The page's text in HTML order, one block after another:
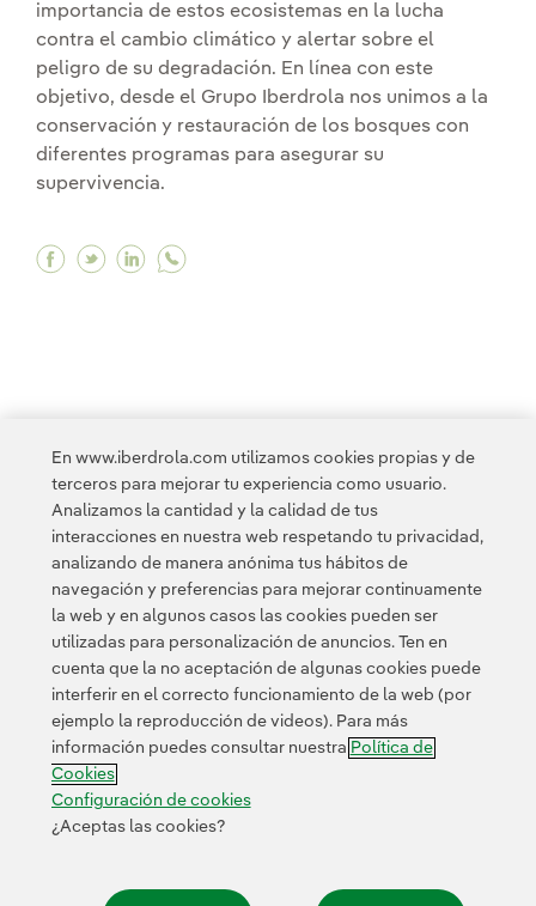
importancia de estos ecosistemas en la lucha
contra el cambio climático y alertar sobre el
peligro de su degradación. En línea con este
objetivo, desde el Grupo Iberdrola nos unimos a la
conservación y restauración de los bosques con
diferentes programas para asegurar su
supervivencia.
Facebook Cuidamos nuestros bosques para
Twitter Cuidamos nuestros bosques para
Linkedin Cuidamos nuestros bosques
17 20 21 30 31
Contacta Clientes Política de Privacidad Información legal
Transparencia en el uso de la IA Política de cookies
Configuración de cookies Accesibilidad Canal de denuncias
© 2026 Iberdrola, S.A. Reservados todos los derechos.
En www.iberdrola.com utilizamos cookies propias y de
terceros para mejorar tu experiencia como usuario.
Analizamos la cantidad y la calidad de tus
interacciones en nuestra web respetando tu privacidad,
analizando de manera anónima tus hábitos de
navegación y preferencias para mejorar continuamente
la web y en algunos casos las cookies pueden ser
utilizadas para personalización de anuncios. Ten en
cuenta que la no aceptación de algunas cookies puede
interferir en el correcto funcionamiento de la web (por
ejemplo la reproducción de videos). Para más
información puedes consultar nuestra Política de
Cookies
Configuración de cookies
¿Aceptas las cookies?